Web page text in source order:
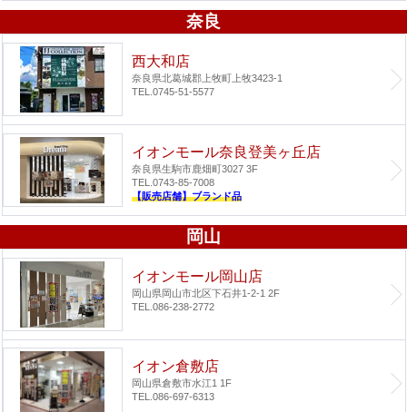
奈良
西大和店
奈良県北葛城郡上牧町上牧3423-1
TEL.0745-51-5577
イオンモール奈良登美ヶ丘店
奈良県生駒市鹿畑町3027 3F
TEL.0743-85-7008
【販売店舗】ブランド品
岡山
イオンモール岡山店
岡山県岡山市北区下石井1-2-1 2F
TEL.086-238-2772
イオン倉敷店
岡山県倉敷市水江1 1F
TEL.086-697-6313